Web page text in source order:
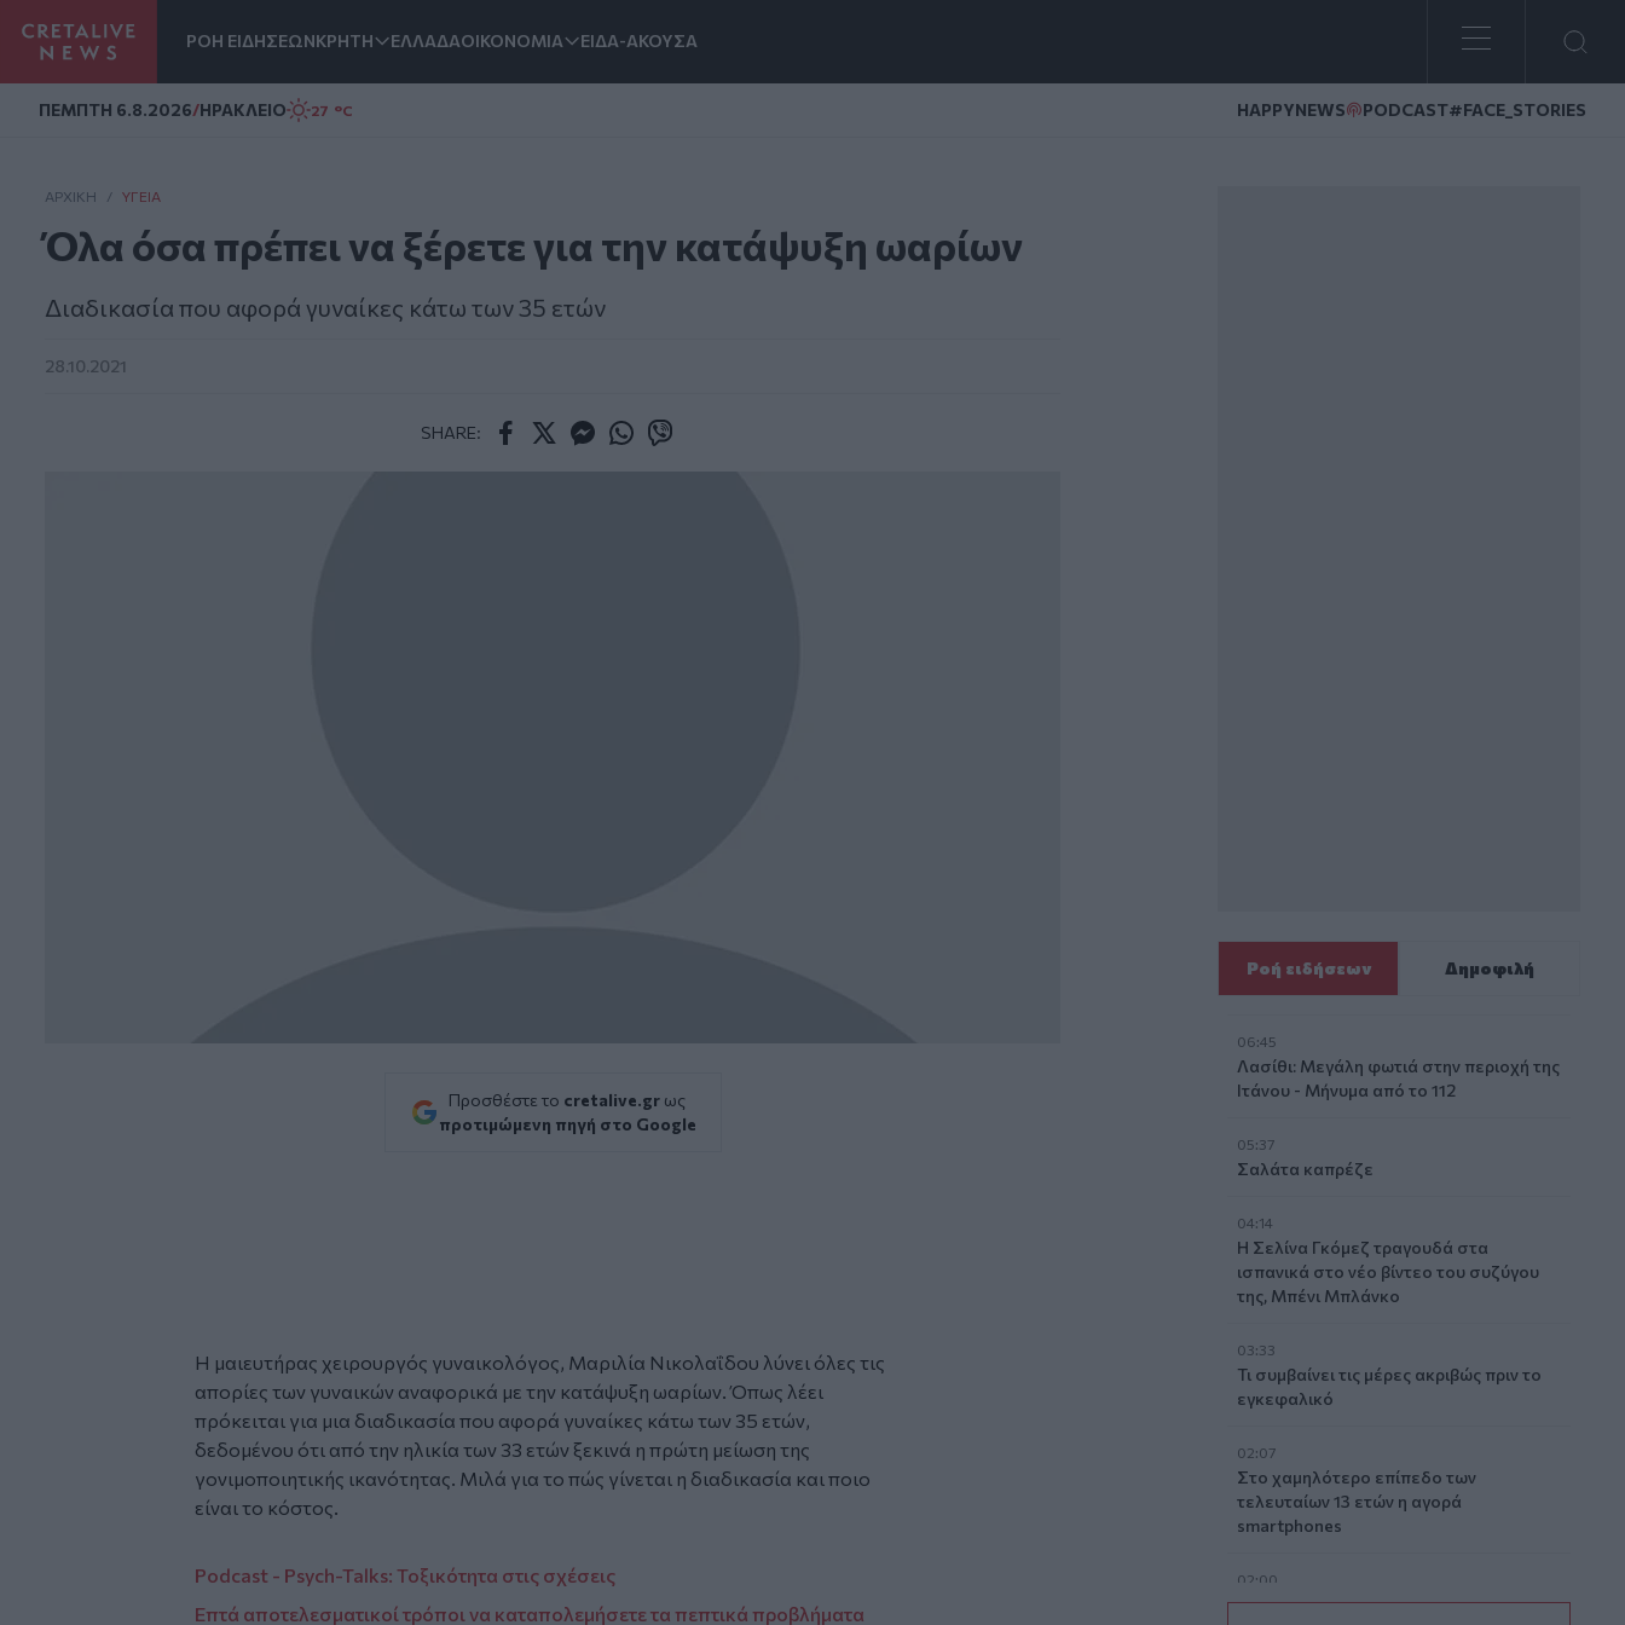
ΡΟΗ ΕΙΔΗΣΕΩΝΚΡΗΤΗ ΕΛΛΑΔΑΟΙΚΟΝΟΜΙΑ ΕΙΔΑ-ΑΚΟΥΣΑ
ΠΕΜΠΤΗ 6.8.2026/ΗΡΑΚΛΕΙΟ 27 °C HAPPYNEWS PODCAST#FACE_STORIES
ΑΡΧΙΚΗ / ΥΓΕΊΑ
Όλα όσα πρέπει να ξέρετε για την κατάψυξη ωαρίων
Διαδικασία που αφορά γυναίκες κάτω των 35 ετών
28.10.2021
SHARE:
Προσθέστε το cretalive.gr ως
προτιμώμενη πηγή στο Google
Η μαιευτήρας χειρουργός γυναικολόγος, Μαριλία Νικολαΐδου λύνει όλες τις
απορίες των γυναικών αναφορικά με την κατάψυξη ωαρίων. Όπως λέει
πρόκειται για μια διαδικασία που αφορά γυναίκες κάτω των 35 ετών,
δεδομένου ότι από την ηλικία των 33 ετών ξεκινά η πρώτη μείωση της
γονιμοποιητικής ικανότητας. Μιλά για το πώς γίνεται η διαδικασία και ποιο
είναι το κόστος.
Podcast - Psych-Talks: Τοξικότητα στις σχέσεις
Επτά αποτελεσματικοί τρόποι να καταπολεμήσετε τα πεπτικά προβλήματα
Ροή ειδήσεων Δημοφιλή
06:45
Λασίθι: Μεγάλη φωτιά στην περιοχή της
Ιτάνου - Μήνυμα από το 112
05:37
Σαλάτα καπρέζε
04:14
Η Σελίνα Γκόμεζ τραγουδά στα
ισπανικά στο νέο βίντεο του συζύγου
της, Μπένι Μπλάνκο
03:33
Τι συμβαίνει τις μέρες ακριβώς πριν το
εγκεφαλικό
02:07
Στο χαμηλότερο επίπεδο των
τελευταίων 13 ετών η αγορά
smartphones
02:00
Νέιθαν Τόμας: Το παιδί-θαύμα που έγινε